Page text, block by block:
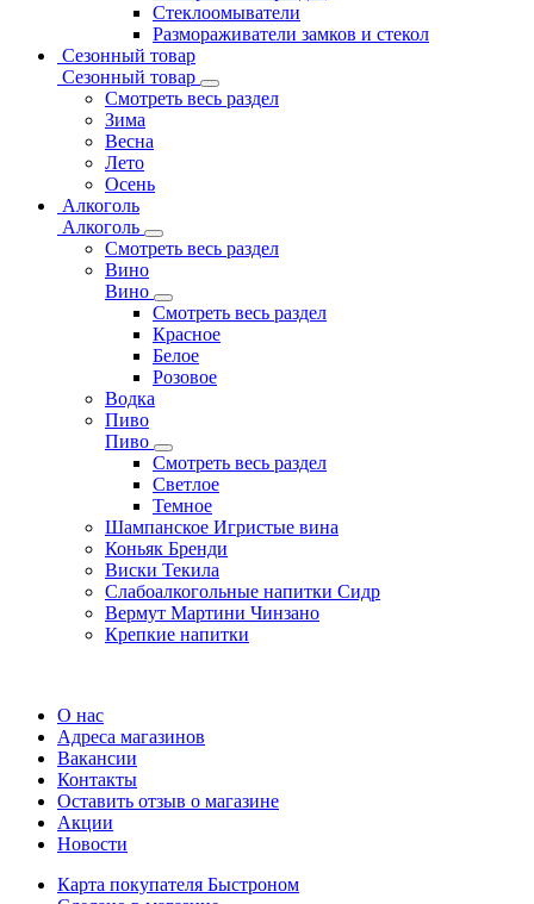
Стеклоомыватели
Размораживатели замков и стекол
Сезонный товар
Сезонный товар
Смотреть весь раздел
Зима
Весна
Лето
Осень
Алкоголь
Алкоголь
Смотреть весь раздел
Вино
Вино
Смотреть весь раздел
Красное
Белое
Розовое
Водка
Пиво
Пиво
Смотреть весь раздел
Cветлое
Темное
Шампанское Игристые вина
Коньяк Бренди
Виски Текила
Слабоалкогольные напитки Сидр
Вермут Мартини Чинзано
Крепкие напитки
О нас
Адреса магазинов
Вакансии
Контакты
Оставить отзыв о магазине
Акции
Новости
Карта покупателя Быстроном